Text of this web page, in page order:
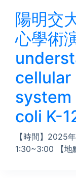
陽明交
心學術
cellular
system
coli K-
【時間】2025
1:30~3:00 【地